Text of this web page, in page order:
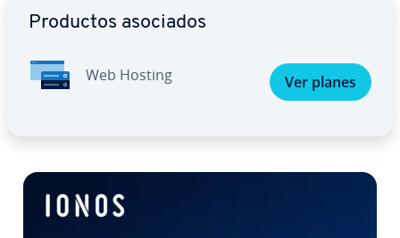
Productos asociados
Web Hosting Ver planes